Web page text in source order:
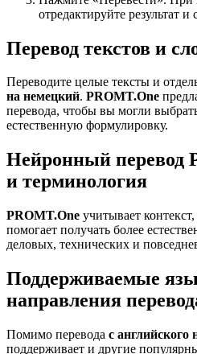
отредактируйте результат
Перевод текстов и
Переводите целые тексты и
на немецкий. PROMT.One
перевода, чтобы вы могли
естественную формулировку.
Нейронный перевод
и терминология
PROMT.One учитывает
помогает получать более
деловых, технических и
Поддерживаемые
направления
Помимо перевода с английского
поддерживает и другие